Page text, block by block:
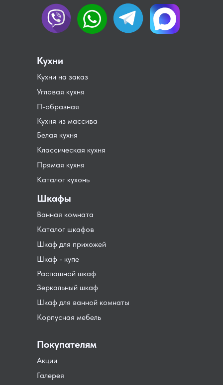
Распашной шкаф
Шкаф для прихожей
Шкаф - купе
Каталог шкафов
Шкаф для ванной комнаты
Зеркальный шкаф
Корпусная мебель
Ванная комната
Акции
Кухня из массива
Угловая кухня
Кухни на заказ
П-образная
Классическая кухня
Белая кухня
Галерея
Покупателям
Кухни
Шкафы
Прямая кухня
Каталог кухонь